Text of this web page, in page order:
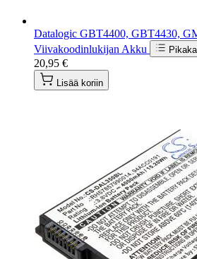
Datalogic GBT4400, GBT4430,
Viivakoodinlukijan Akku
20,95 €
Lisää koriin